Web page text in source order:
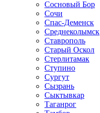
Сосновый Бор
Сочи
Спас-Деменск
Среднеколымск
Ставрополь
Старый Оскол
Стерлитамак
Ступино
Сургут
Сызрань
Сыктывкар
Таганрог